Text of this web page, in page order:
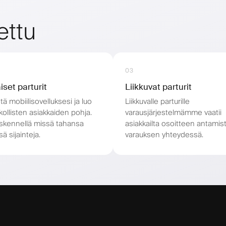
parturit
mobiilisovelluksesi ja luo
asiakkaiden pohja.
missä tahansa
sijainteja.
03
Liikkuvat parturit
Liikkuvalle parturille
varausjärjestelmämme vaatii
asiakkailta osoitteen
varauksen yhteydessä.